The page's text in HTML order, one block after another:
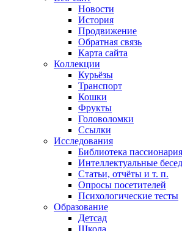
Новости
История
Продвижение
Обратная связь
Карта сайта
Коллекции
Курьёзы
Транспорт
Кошки
Фрукты
Головоломки
Ссылки
Исследования
Библиотека пассионария
Интеллектуальные
Статьи, отчёты и т. п.
Опросы посетителей
Психологические тесты
Образование
Детсад
Школа